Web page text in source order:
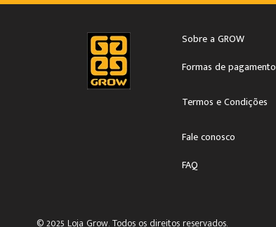
Sobre a GROW
Formas de pagamento
Termos e Condições
Fale conosco
FAQ
© 2025 Loja Grow. Todos os direitos reservados.